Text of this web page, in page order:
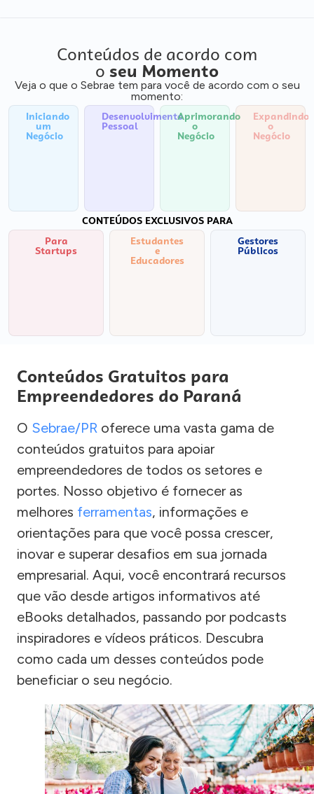
Conteúdos de acordo com
o seu Momento
Veja o que o Sebrae tem para você de acordo com o seu
momento:
Iniciando
um
Negócio
Desenvolvimento
Pessoal
Aprimorando
o
Negócio
Expandindo
o
Negócio
CONTEÚDOS EXCLUSIVOS PARA
Para
Startups
Estudantes
e
Educadores
Gestores
Públicos
Conteúdos Gratuitos para
Empreendedores do Paraná
O Sebrae/PR oferece uma vasta gama de
conteúdos gratuitos para apoiar
empreendedores de todos os setores e
portes. Nosso objetivo é fornecer as
melhores ferramentas, informações e
orientações para que você possa crescer,
inovar e superar desafios em sua jornada
empresarial. Aqui, você encontrará recursos
que vão desde artigos informativos até
eBooks detalhados, passando por podcasts
inspiradores e vídeos práticos. Descubra
como cada um desses conteúdos pode
beneficiar o seu negócio.